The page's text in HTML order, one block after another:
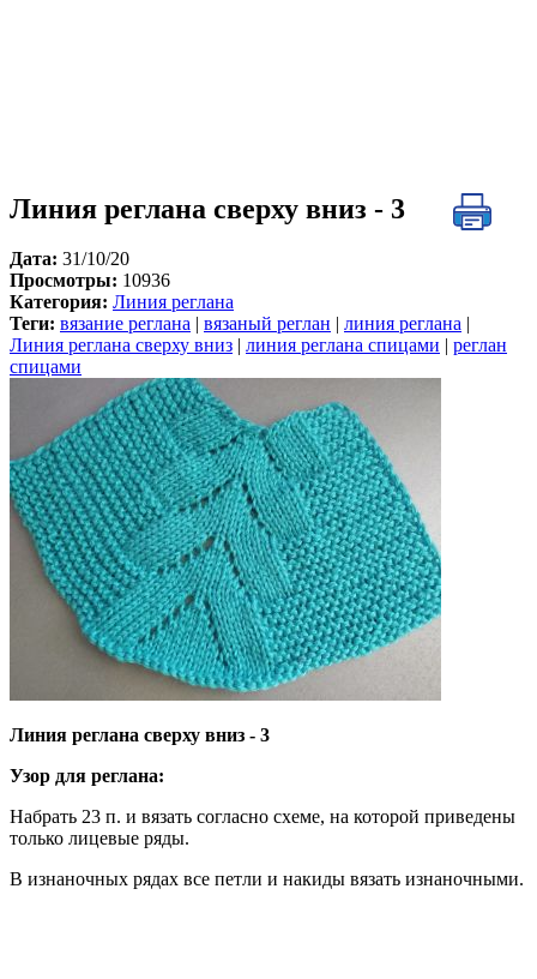
Линия реглана сверху вниз - 3
Дата: 31/10/20
Просмотры: 10936
Категория: Линия реглана
Теги: вязание реглана вязаный реглан линия реглана
Линия реглана сверху вниз
линия реглана спицами
реглан
спицами
Линия реглана сверху вниз - 3
Узор для реглана:
Набрать 23 п. и вязать согласно схеме, на которой приведены
только лицевые ряды.
В изнаночных рядах все петли и накиды вязать изнаночными.